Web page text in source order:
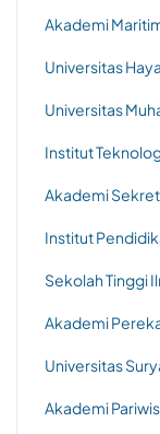
Akademi
Universitas
Universitas
Institut
Akademi
Institut
Sekolah Tinggi
Akademi
Universitas
Akademi